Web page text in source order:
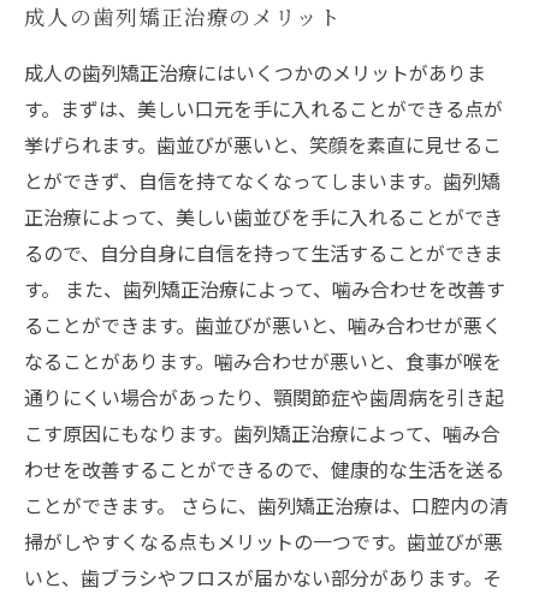
成人の歯列矯正治療のメリット
成人の歯列矯正治療にはいくつかのメリットがありま
す。まずは、美しい口元を手に入れることができる点が
挙げられます。歯並びが悪いと、笑顔を素直に見せるこ
とができず、自信を持てなくなってしまいます。歯列矯
正治療によって、美しい歯並びを手に入れることができ
るので、自分自身に自信を持って生活することができま
す。 また、歯列矯正治療によって、噛み合わせを改善す
ることができます。歯並びが悪いと、噛み合わせが悪く
なることがあります。噛み合わせが悪いと、食事が喉を
通りにくい場合があったり、顎関節症や歯周病を引き起
こす原因にもなります。歯列矯正治療によって、噛み合
わせを改善することができるので、健康的な生活を送る
ことができます。 さらに、歯列矯正治療は、口腔内の清
掃がしやすくなる点もメリットの一つです。歯並びが悪
いと、歯ブラシやフロスが届かない部分があります。そ